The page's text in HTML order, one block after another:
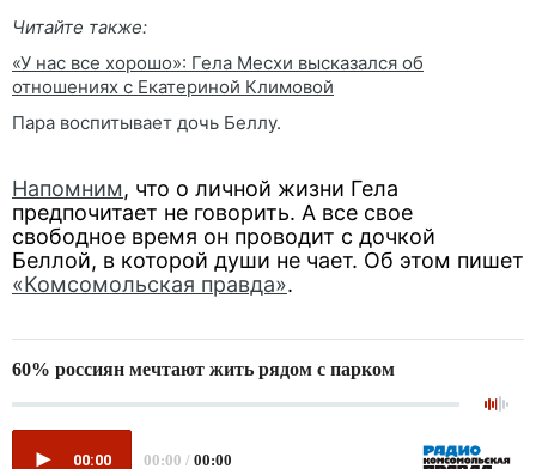
Читайте также:
«У нас все хорошо»: Гела Месхи высказался об
отношениях с Екатериной Климовой
Пара воспитывает дочь Беллу.
Напомним, что о личной жизни Гела
предпочитает не говорить. А все свое
свободное время он проводит с дочкой
Беллой, в которой души не чает. Об этом пишет
«Комсомольская правда».